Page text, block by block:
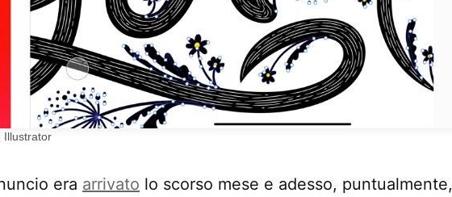
Illustrator
era arrivato lo scorso mese e adesso, puntualmente,